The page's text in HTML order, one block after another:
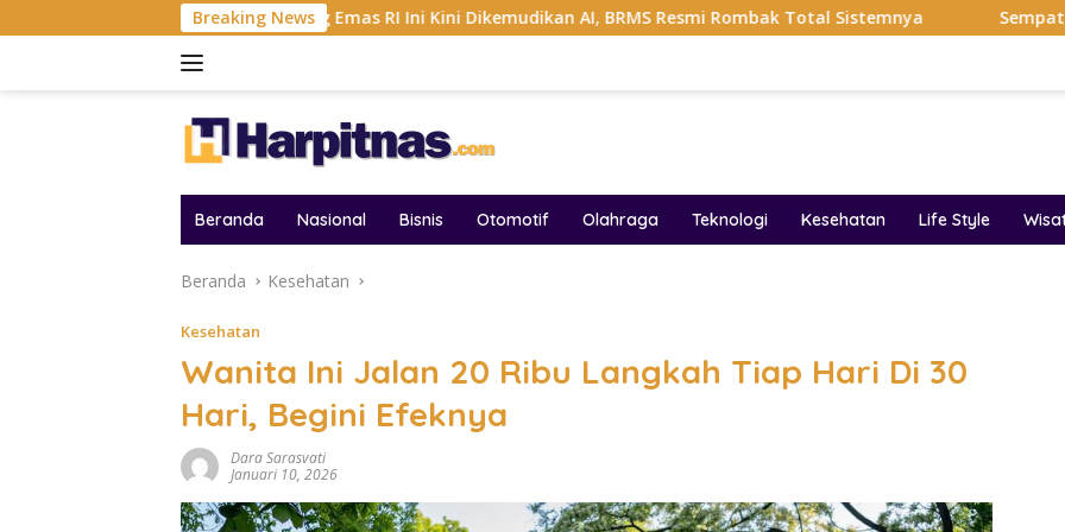
ke
Breaking News
Tambang Emas RI Ini Kini Dikemudikan AI, BRMS Resmi Rombak Total Sistemnya Sempat Viral Gaya ASI
Beranda Nasional Bisnis Otomotif Olahraga Teknologi Kesehatan Life Style
Beranda Kesehatan
Kesehatan
Wanita Ini Jalan 20 Ribu Langkah Tiap Hari Di 30
Hari, Begini Efeknya
Dara Sarasvati
Januari 10, 2026